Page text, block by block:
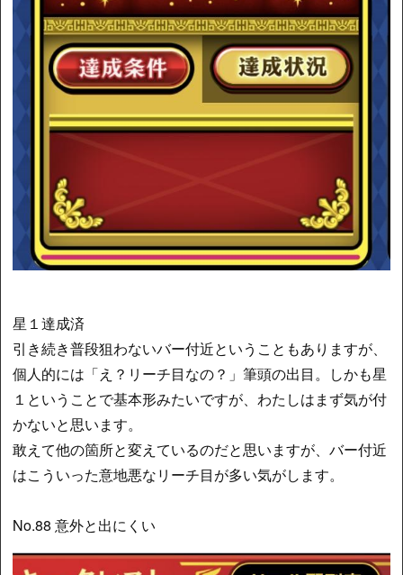
星１達成済
引き続き普段狙わないバー付近ということもありますが、
個人的には「え？リーチ目なの？」筆頭の出目。しかも星
１ということで基本形みたいですが、わたしはまず気が付
かないと思います。
敢えて他の箇所と変えているのだと思いますが、バー付近
はこういった意地悪なリーチ目が多い気がします。
No.88 意外と出にくい